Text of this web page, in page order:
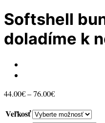
Softshell
doladíme k
44.00€–76.00€Price
44.00€
Veľkosť